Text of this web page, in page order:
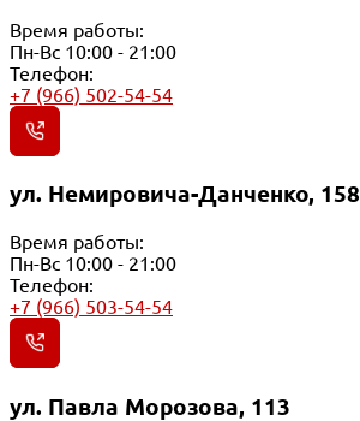
Время работы:
Пн-Вс 10:00 - 21:00
Телефон:
+7 (966) 502-54-54
ул. Немировича-Данченко, 158
Время работы:
Пн-Вс 10:00 - 21:00
Телефон:
+7 (966) 503-54-54
ул. Павла Морозова, 113